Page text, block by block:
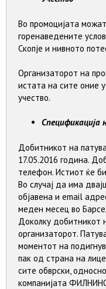
Во промоцијата
горенаведените
Скопје и нивното
Организаторот на
истата на сите оние
учество.
Спецификација
Добитникот на
17.05.2016 година.
телефон. Истиот ќе
Во случај да има
објавена и email
меден месец во
Доколку добитникот
организаторот.
моментот на
пак од страна на
сите обврски,
компанијата